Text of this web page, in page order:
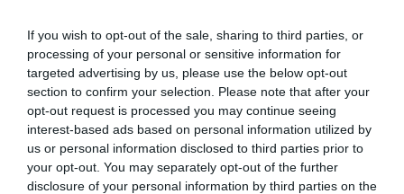
If you wish to opt-out of the sale, sharing to third parties, or
processing of your personal or sensitive information for
targeted advertising by us, please use the below opt-out
section to confirm your selection. Please note that after your
opt-out request is processed you may continue seeing
interest-based ads based on personal information utilized by
us or personal information disclosed to third parties prior to
your opt-out. You may separately opt-out of the further
disclosure of your personal information by third parties on the
Γίνε Συνδρομητής